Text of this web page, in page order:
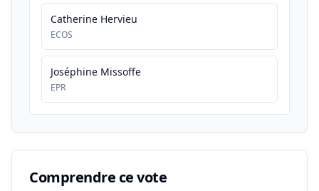
Catherine Hervieu
ECOS
Joséphine Missoffe
EPR
Comprendre ce vote